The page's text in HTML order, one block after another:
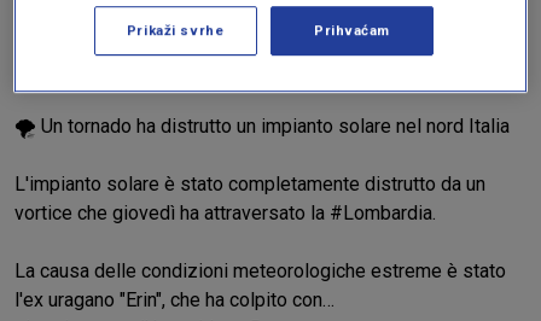
promjenjivo.
🌪 Un tornado ha distrutto un impianto solare nel nord Italia
L'impianto solare è stato completamente distrutto da un
vortice che giovedì ha attraversato la #Lombardia.
La causa delle condizioni meteorologiche estreme è stato
l'ex uragano "Erin", che ha colpito con…
Prikaži svrhe Prihvaćam